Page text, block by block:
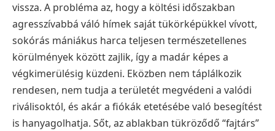
vissza. A probléma az, hogy a költési időszakban
agresszívabbá váló hímek saját tükörképükkel vívott,
sokórás mániákus harca teljesen természetellenes
körülmények között zajlik, így a madár képes a
végkimerülésig küzdeni. Eközben nem táplálkozik
rendesen, nem tudja a területét megvédeni a valódi
riválisoktól, és akár a fiókák etetésébe való besegítést
is hanyagolhatja. Sőt, az ablakban tükröződő “fajtárs”